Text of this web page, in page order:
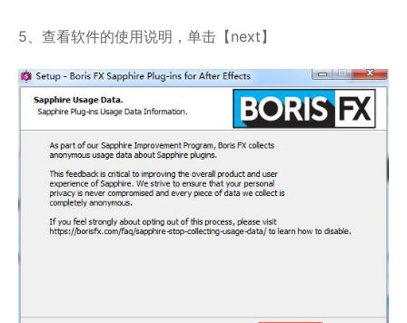
5、查看软件的使用说明，单击【next】